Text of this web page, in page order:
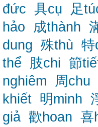
đức 具cụ 足
hảo
成thành
dung 殊thù 特
thể
肢chi 節
nghiêm
周chu
khiết 明minh
giả 歡hoan 喜